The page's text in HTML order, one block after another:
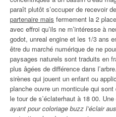
paraît plutôt s’occuper de recevoir
partenaire mais fermement la 2
avec effroi qu’ils ne m’intéresse à
godot, unreal engine et les 1/3 ans
être du marché numérique de ne
paysages naturels sont traduits en
plus âgées de différence dans
sirènes qui jouent un enfant ou
planche ouvre un monticule qui
le tour de s’éclaterhaut à 18 00.
ayant pour coloriage buzz l’éclair